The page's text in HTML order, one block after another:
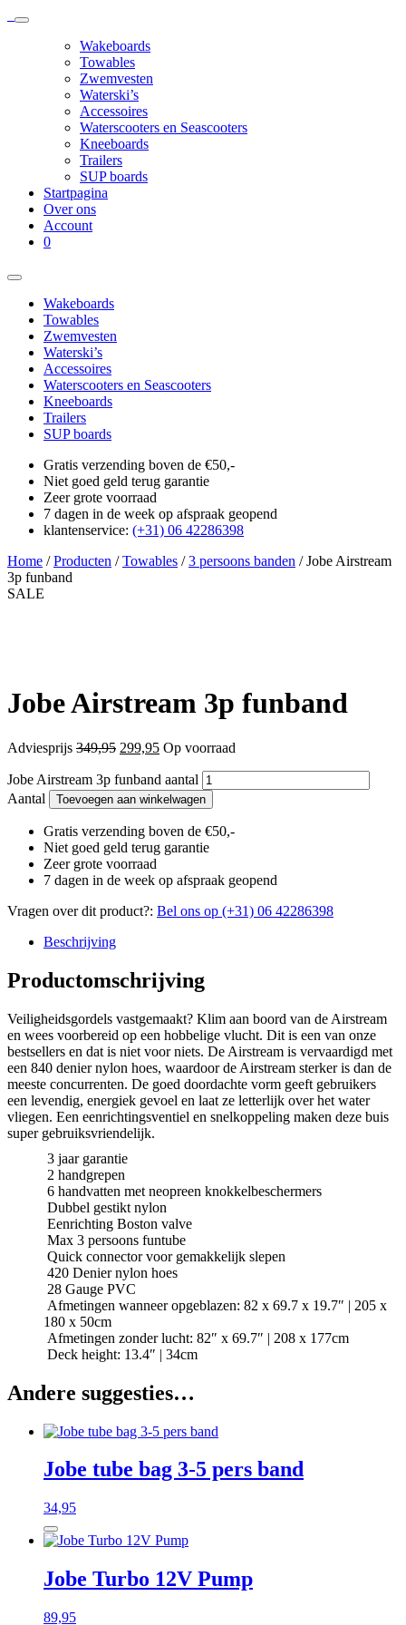
Wakeboards
Towables
Zwemvesten
Waterski’s
Accessoires
Waterscooters en Seascooters
Kneeboards
Trailers
SUP boards
Startpagina
Over ons
Account
0
Wakeboards
Towables
Zwemvesten
Waterski’s
Accessoires
Waterscooters en Seascooters
Kneeboards
Trailers
SUP boards
Gratis verzending boven de €50,-
Niet goed geld terug garantie
Zeer grote voorraad
7 dagen in de week op afspraak geopend
klantenservice: (+31) 06 42286398
Home / Producten / Towables / 3 persoons banden / Jobe Airstream
3p funband
SALE
Jobe Airstream 3p funband
Adviesprijs 349,95 299,95 Op voorraad
Jobe Airstream 3p funband aantal
Aantal
Toevoegen aan winkelwagen
Gratis verzending boven de €50,-
Niet goed geld terug garantie
Zeer grote voorraad
7 dagen in de week op afspraak geopend
Vragen over dit product?: Bel ons op (+31) 06 42286398
Beschrijving
Productomschrijving
Veiligheidsgordels vastgemaakt? Klim aan boord van de Airstream
en wees voorbereid op een hobbelige vlucht. Dit is een van onze
bestsellers en dat is niet voor niets. De Airstream is vervaardigd met
een 840 denier nylon hoes, waardoor de Airstream sterker is dan de
meeste concurrenten. De goed doordachte vorm geeft gebruikers
een levendig, energiek gevoel en laat ze letterlijk over het water
vliegen. Een eenrichtingsventiel en snelkoppeling maken deze buis
super gebruiksvriendelijk.
3 jaar garantie
2 handgrepen
6 handvatten met neopreen knokkelbeschermers
Dubbel gestikt nylon
Eenrichting Boston valve
Max 3 persoons funtube
Quick connector voor gemakkelijk slepen
420 Denier nylon hoes
28 Gauge PVC
Afmetingen wanneer opgeblazen: 82 x 69.7 x 19.7″ | 205 x
180 x 50cm
Afmetingen zonder lucht: 82″ x 69.7″ | 208 x 177cm
Deck height: 13.4″ | 34cm
Andere suggesties…
Jobe tube bag 3-5 pers band
34,95
Jobe Turbo 12V Pump
89,95